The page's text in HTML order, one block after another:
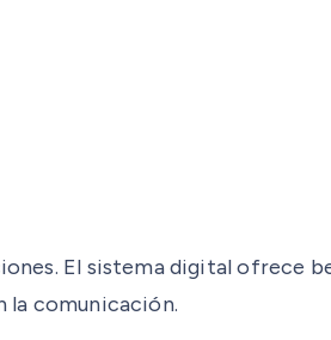
El sistema digital ofrece
la comunicación.